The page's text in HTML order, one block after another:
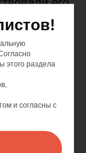
этого раздела
и согласны с